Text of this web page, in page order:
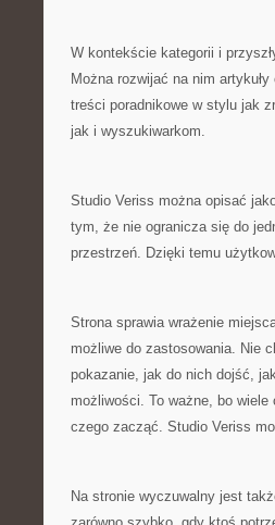
W kontekście kategorii i
Można rozwijać na nim
treści poradnikowe w stylu jak
jak i wyszukiwarkom.
Studio Veriss można opisać
tym, że nie ogranicza się do
przestrzeń. Dzięki temu
Strona sprawia wrażenie
możliwe do zastosowania. Nie
pokazanie, jak do nich dojść,
możliwości. To ważne, bo
czego zacząć. Studio Veriss
Na stronie wyczuwalny jest